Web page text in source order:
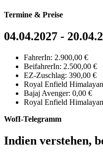
Termine & Preise
04.04.2027 -
FahrerIn: 2.900,00 €
BeifahrerIn: 2.500,00 €
EZ-Zuschlag: 390,00 €
Royal Enfield
Bajaj Avenger: 0,00 €
Royal Enfield
WofI-Telegramm
Indien verstehen,